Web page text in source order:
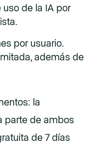
uso de la IA por
por usuario.
además de
la
parte de ambos
de 7 días